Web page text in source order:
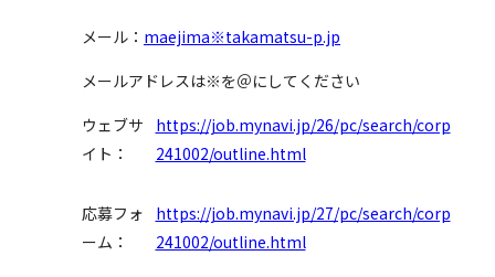
メール： maejima※takamatsu-p.jp
メールアドレスは※を＠にしてください
ウェブサ
イト：
https://job.mynavi.jp/26/pc/search/corp
241002/outline.html
応募フォ
ーム：
https://job.mynavi.jp/27/pc/search/corp
241002/outline.html